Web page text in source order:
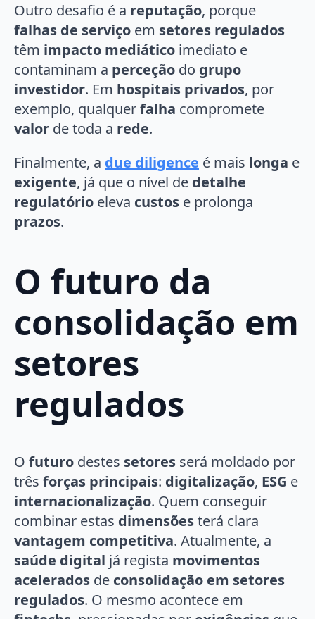
Outro desafio é a reputação, porque
falhas de serviço em setores regulados
têm impacto mediático imediato e
contaminam a perceção do grupo
investidor. Em hospitais privados, por
exemplo, qualquerfalha compromete
valor de toda a rede.
Finalmente, a due diligence é mais longa e
exigente, já que o nível de detalhe
regulatório eleva custos e prolonga
prazos.
O futuro da
consolidação em
setores
regulados
O futuro destes setores será moldado por
três forças principais: digitalização, ESG e
internacionalização. Quem conseguir
combinar estas dimensõesterá clara
vantagem competitiva. Atualmente, a
saúde digital já regista movimentos
acelerados de consolidação em setores
regulados. O mesmo acontece em